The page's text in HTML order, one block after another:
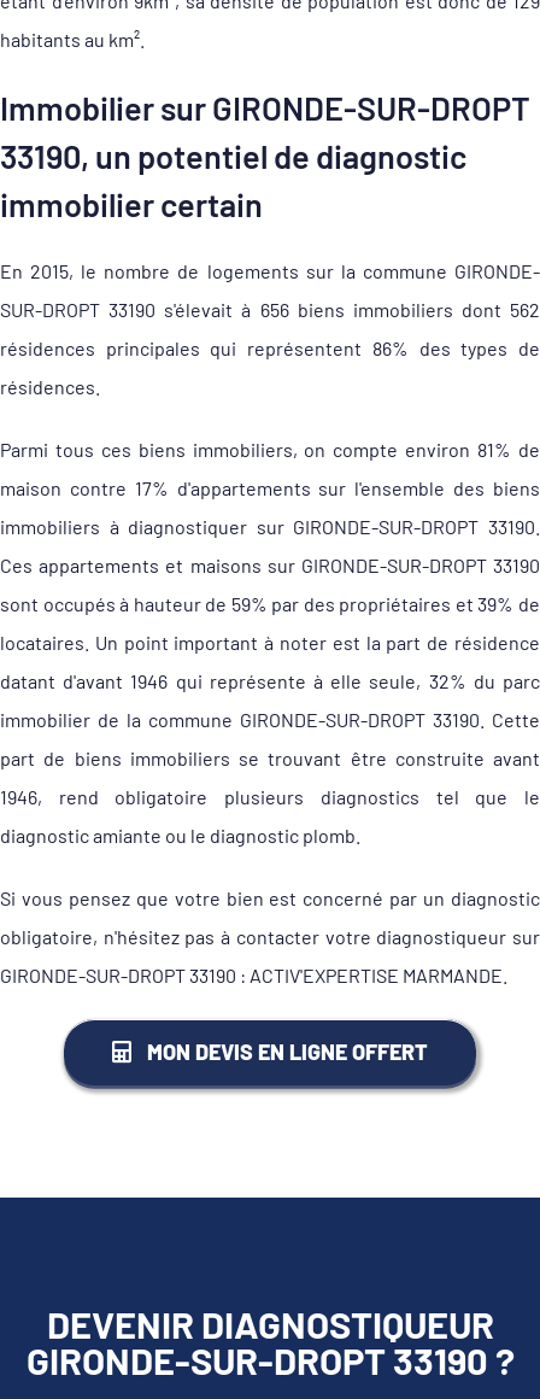
habitants au km².
Immobilier sur GIRONDE-SUR-DROPT
33190, un potentiel de diagnostic
immobilier certain
En 2015, le nombre de logements sur la commune GIRONDE-
SUR-DROPT 33190 s'élevait à 656 biens immobiliers dont 562
résidences principales qui représentent 86% des types de
résidences.
Parmi tous ces biens immobiliers, on compte environ 81% de
maison contre 17% d'appartements sur l'ensemble des biens
immobiliers à diagnostiquer sur GIRONDE-SUR-DROPT 33190.
Ces appartements et maisons sur GIRONDE-SUR-DROPT 33190
sont occupés à hauteur de 59% par des propriétaires et 39% de
locataires. Un point important à noter est la part de résidence
datant d'avant 1946 qui représente à elle seule, 32% du parc
immobilier de la commune GIRONDE-SUR-DROPT 33190. Cette
part de biens immobiliers se trouvant être construite avant
1946, rend obligatoire plusieurs diagnostics tel que le
diagnostic amiante ou le diagnostic plomb.
Si vous pensez que votre bien est concerné par un diagnostic
obligatoire, n'hésitez pas à contacter votre diagnostiqueur sur
GIRONDE-SUR-DROPT 33190 : ACTIV'EXPERTISE MARMANDE.
MON DEVIS EN LIGNE OFFERT
DEVENIR DIAGNOSTIQUEUR
GIRONDE-SUR-DROPT 33190 ?